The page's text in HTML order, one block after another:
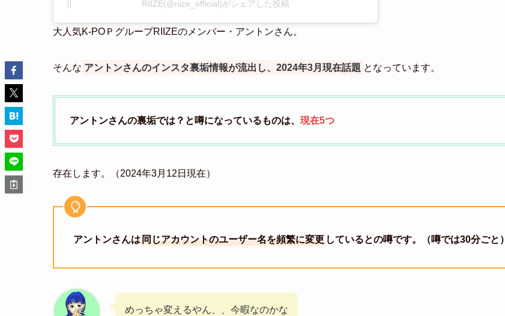
RIIZE(@riize_official)がシェアした投稿
大人気K-POＰグループRIIZEのメンバー・アントンさん。
そんな アントンさんのインスタ裏垢情報が流出し、2024年3月現在話題 となっています。
アントンさんの裏垢では？と噂になっているものは、 現在5つ
存在します。（2024年3月12日現在）
アントンさんは同じアカウントのユーザー名を頻繁に変更 しているとの噂です。（噂では30分ごと）
めっちゃ変えるやん、、今暇なのかな